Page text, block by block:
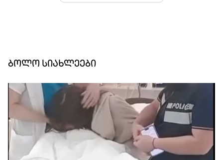
ბოლო სიახლეები